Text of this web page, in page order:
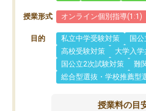
授業形式 オンライン個別指導(1:1)
目的 私立中学受験対策
国
高校受験対策
大学入
国公立2次試験対策
難
総合型選抜・学校推薦型
授業料の目